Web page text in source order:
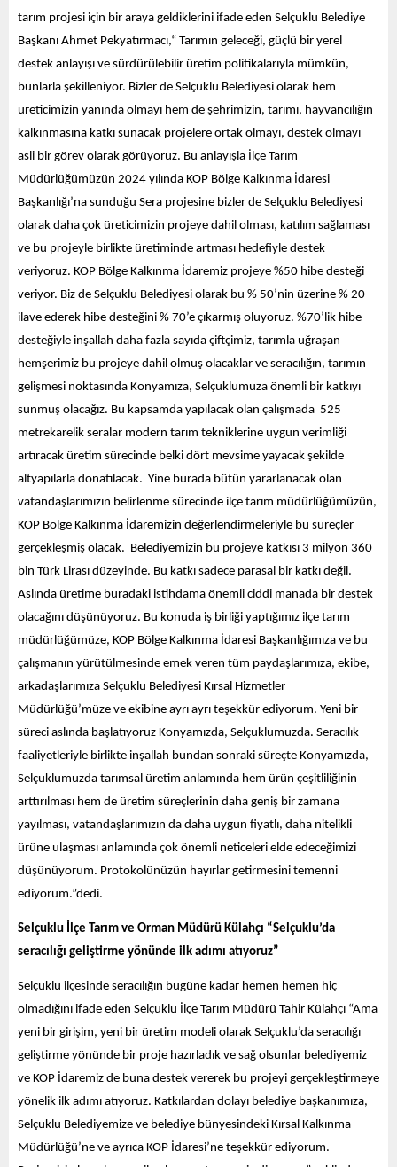
tarım projesi için bir araya geldiklerini ifade eden Selçuklu Belediye
Başkanı Ahmet Pekyatırmacı,“ Tarımın geleceği, güçlü bir yerel
destek anlayışı ve sürdürülebilir üretim politikalarıyla mümkün,
bunlarla şekilleniyor. Bizler de Selçuklu Belediyesi olarak hem
üreticimizin yanında olmayı hem de şehrimizin, tarımı, hayvancılığın
kalkınmasına katkı sunacak projelere ortak olmayı, destek olmayı
asli bir görev olarak görüyoruz. Bu anlayışla İlçe Tarım
Müdürlüğümüzün 2024 yılında KOP Bölge Kalkınma İdaresi
Başkanlığı’na sunduğu Sera projesine bizler de Selçuklu Belediyesi
olarak daha çok üreticimizin projeye dahil olması, katılım sağlaması
ve bu projeyle birlikte üretiminde artması hedefiyle destek
veriyoruz. KOP Bölge Kalkınma İdaremiz projeye %50 hibe desteği
veriyor. Biz de Selçuklu Belediyesi olarak bu % 50’nin üzerine % 20
ilave ederek hibe desteğini % 70’e çıkarmış oluyoruz. %70’lik hibe
desteğiyle inşallah daha fazla sayıda çiftçimiz, tarımla uğraşan
hemşerimiz bu projeye dahil olmuş olacaklar ve seracılığın, tarımın
gelişmesi noktasında Konyamıza, Selçuklumuza önemli bir katkıyı
sunmuş olacağız. Bu kapsamda yapılacak olan çalışmada 525
metrekarelik seralar modern tarım tekniklerine uygun verimliği
artıracak üretim sürecinde belki dört mevsime yayacak şekilde
altyapılarla donatılacak. Yine burada bütün yararlanacak olan
vatandaşlarımızın belirlenme sürecinde ilçe tarım müdürlüğümüzün,
KOP Bölge Kalkınma İdaremizin değerlendirmeleriyle bu süreçler
gerçekleşmiş olacak. Belediyemizin bu projeye katkısı 3 milyon 360
bin Türk Lirası düzeyinde. Bu katkı sadece parasal bir katkı değil.
Aslında üretime buradaki istihdama önemli ciddi manada bir destek
olacağını düşünüyoruz. Bu konuda iş birliği yaptığımız ilçe tarım
müdürlüğümüze, KOP Bölge Kalkınma İdaresi Başkanlığımıza ve bu
çalışmanın yürütülmesinde emek veren tüm paydaşlarımıza, ekibe,
arkadaşlarımıza Selçuklu Belediyesi Kırsal Hizmetler
Müdürlüğü’müze ve ekibine ayrı ayrı teşekkür ediyorum. Yeni bir
süreci aslında başlatıyoruz Konyamızda, Selçuklumuzda. Seracılık
faaliyetleriyle birlikte inşallah bundan sonraki süreçte Konyamızda,
Selçuklumuzda tarımsal üretim anlamında hem ürün çeşitliliğinin
arttırılması hem de üretim süreçlerinin daha geniş bir zamana
yayılması, vatandaşlarımızın da daha uygun fiyatlı, daha nitelikli
ürüne ulaşması anlamında çok önemli neticeleri elde edeceğimizi
düşünüyorum. Protokolünüzün hayırlar getirmesini temenni
ediyorum.”dedi.
Selçuklu İlçe Tarım ve Orman Müdürü Külahçı “Selçuklu’da
seracılığı geliştirme yönünde ilk adımı atıyoruz”
Selçuklu ilçesinde seracılığın bugüne kadar hemen hemen hiç
olmadığını ifade eden Selçuklu İlçe Tarım Müdürü Tahir Külahçı “Ama
yeni bir girişim, yeni bir üretim modeli olarak Selçuklu’da seracılığı
geliştirme yönünde bir proje hazırladık ve sağ olsunlar belediyemiz
ve KOP İdaremiz de buna destek vererek bu projeyi gerçekleştirmeye
yönelik ilk adımı atıyoruz. Katkılardan dolayı belediye başkanımıza,
Selçuklu Belediyemize ve belediye bünyesindeki Kırsal Kalkınma
Müdürlüğü’ne ve ayrıca KOP İdaresi’ne teşekkür ediyorum.